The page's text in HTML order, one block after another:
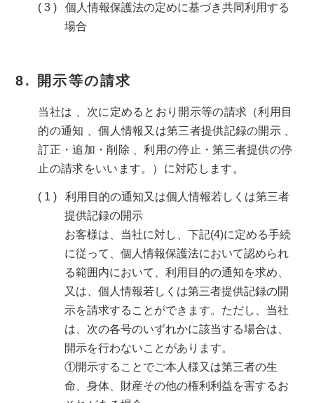
個人情報保護法の定めに基づき共同利用する
場合
開示等の請求
当社は 、次に定めるとおり開示等の請求（利用目
的の通知 、個人情報又は第三者提供記録の開示 、
訂正・追加・削除 、利用の停止・第三者提供の停
止の請求をいいます。）に対応します。
利用目的の通知又は個人情報若しくは第三者
提供記録の開示
お客様は、当社に対し、下記(4)に定める手続
に従って、個人情報保護法において認められ
る範囲内において、利用目的の通知を求め、
又は、個人情報若しくは第三者提供記録の開
示を請求することができます。ただし、当社
は、次の各号のいずれかに該当する場合は、
開示を行わないことがあります。
①開示することでご本人様又は第三者の生
命、身体、財産その他の権利利益を害するお